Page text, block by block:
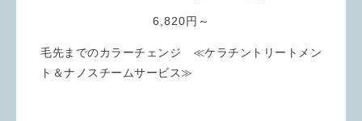
6,820円～
毛先までのカラーチェンジ ≪ケラチントリートメン
ト＆ナノスチームサービス≫